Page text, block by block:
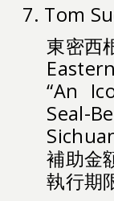
7. Tom
東密西
“An
Seal-
補助金
執行期